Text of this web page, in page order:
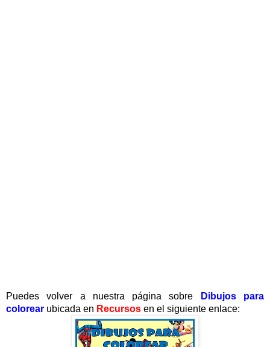
Puedes volver a nuestra página sobre
Dibujos para
colorear ubicada en Recursos en el siguiente enlace: